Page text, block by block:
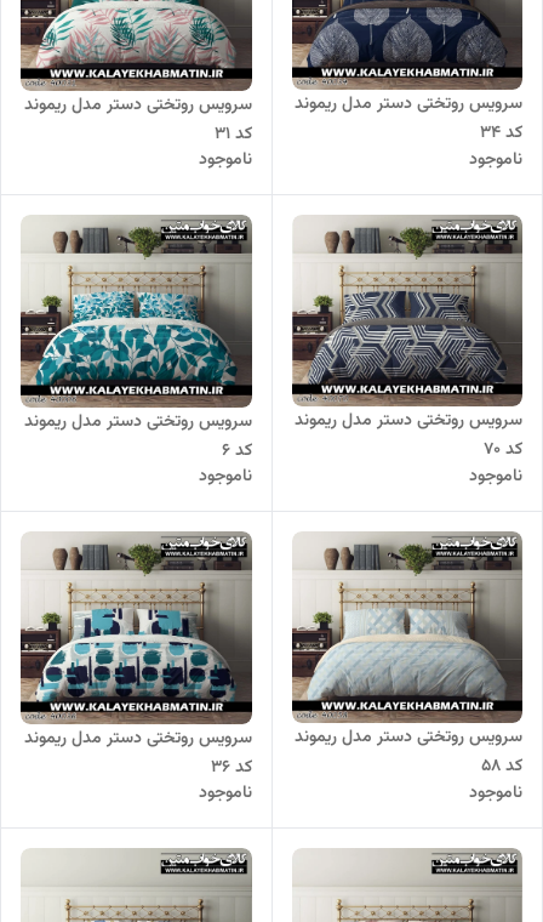
سرویس روتختی دستر مدل ریموند
کد 34
ناموجود
سرویس روتختی دستر مدل ریموند
کد 31
ناموجود
سرویس روتختی دستر مدل ریموند
کد 70
ناموجود
سرویس روتختی دستر مدل ریموند
کد 6
ناموجود
سرویس روتختی دستر مدل ریموند
کد 58
ناموجود
سرویس روتختی دستر مدل ریموند
کد 36
ناموجود